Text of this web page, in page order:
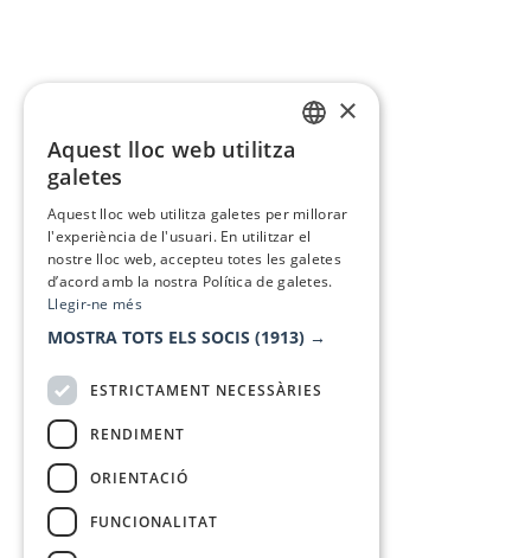
×
Aquest lloc web utilitza
galetes
Aquest lloc web utilitza galetes per millorar
l'experiència de l'usuari. En utilitzar el
nostre lloc web, accepteu totes les galetes
d’acord amb la nostra Política de galetes.
Llegir-ne més
MOSTRA TOTS ELS SOCIS (1913) →
ESTRICTAMENT NECESSÀRIES
RENDIMENT
ORIENTACIÓ
FUNCIONALITAT